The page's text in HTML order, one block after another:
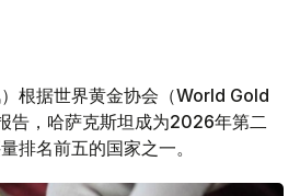
）根据世界黄金协会（World Gold
告，哈萨克斯坦成为2026年第二
排名前五的国家之一。